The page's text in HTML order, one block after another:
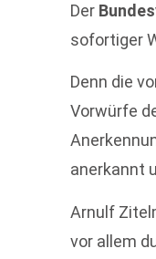
Der
sofortiger
Denn die
Vorwürfe
anerkannt
Arnulf
vor allem